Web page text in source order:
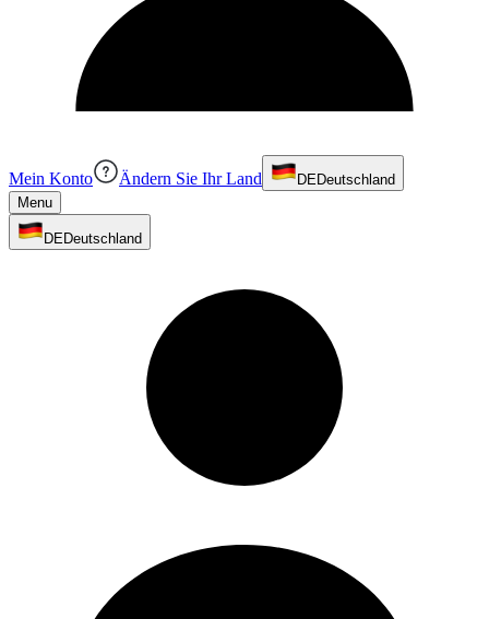
Mein Konto Ändern Sie Ihr Land DEDeutschland
Menu
DEDeutschland